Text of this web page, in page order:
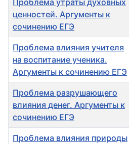
Проблема утраты духовных
ценностей. Аргументы к
сочинению ЕГЭ
Проблема влияния учителя
на воспитание ученика.
Аргументы к сочинению ЕГЭ
Проблема разрушающего
влияния денег. Аргументы к
сочинению ЕГЭ
Проблема влияния природы